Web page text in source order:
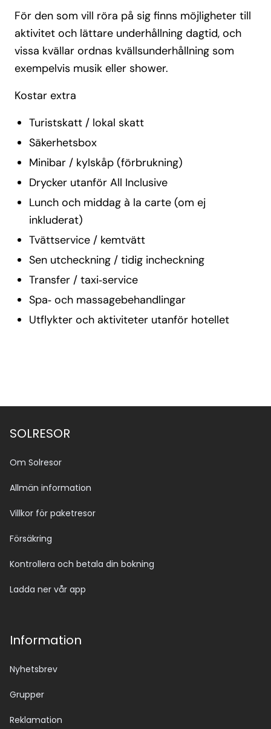
För den som vill röra på sig finns möjligheter till
aktivitet och lättare underhållning dagtid, och
vissa kvällar ordnas kvällsunderhållning som
exempelvis musik eller shower.
Kostar extra
Turistskatt / lokal skatt
Säkerhetsbox
Minibar / kylskåp (förbrukning)
Drycker utanför All Inclusive
Lunch och middag à la carte (om ej
inkluderat)
Tvättservice / kemtvätt
Sen utcheckning / tidig incheckning
Transfer / taxi‑service
Spa‑ och massagebehandlingar
Utflykter och aktiviteter utanför hotellet
SOLRESOR
Om Solresor
Allmän information
Villkor för paketresor
Försäkring
Kontrollera och betala din bokning
Ladda ner vår app
Information
Nyhetsbrev
Grupper
Reklamation